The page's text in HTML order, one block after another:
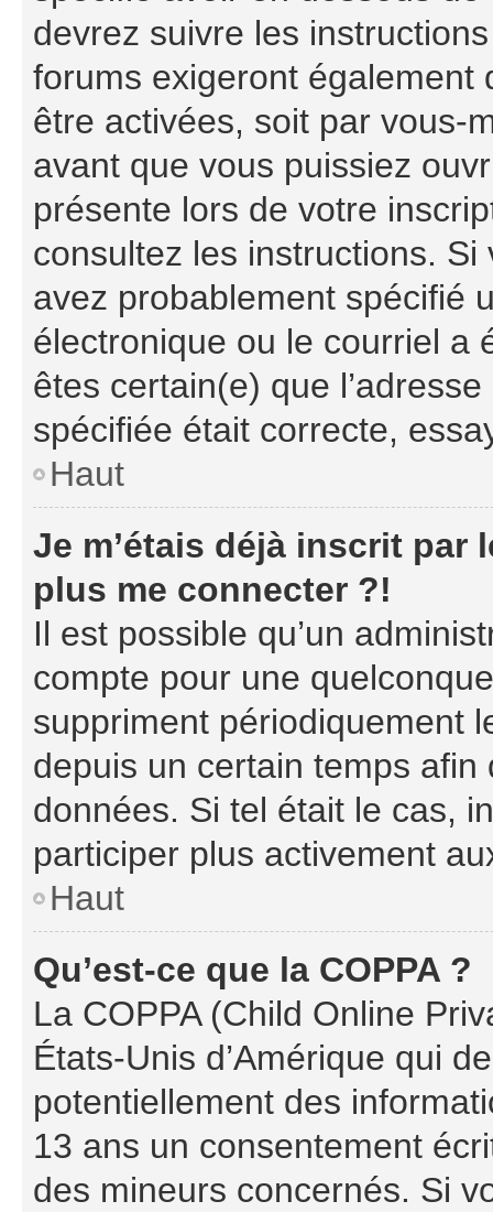
devrez suivre les
forums exigeront également
être activées, soit par vous-
avant que vous puissiez
présente lors de votre
consultez les instructions.
avez probablement spécifié
électronique ou le courriel a
êtes certain(e) que
spécifiée était correcte,
Haut
Je m’étais déjà inscrit par
plus me connecter ?!
Il est possible qu’un
compte pour une
suppriment périodiquement
depuis un certain temps
données. Si tel était le cas,
participer plus activement
Haut
Qu’est-ce que la COPPA ?
La COPPA (Child Online
États-Unis d’Amérique qui
potentiellement des
13 ans un consentement
des mineurs concernés. Si